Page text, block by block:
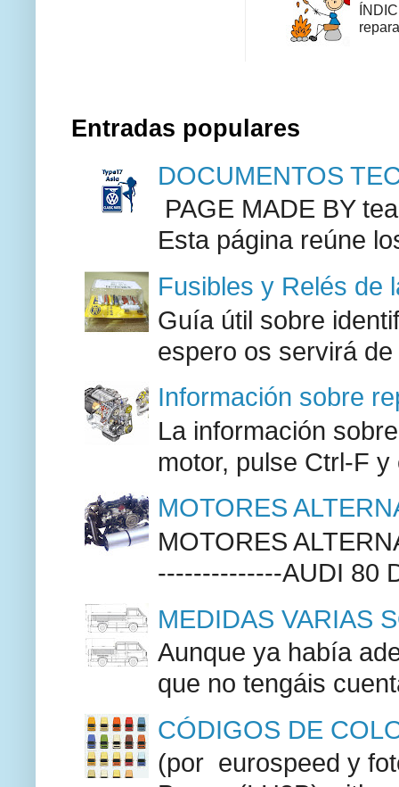
Entradas populares
DOCUMENTOS
PAGE MADE BY
Esta página reúne
Fusibles y Relés de
Guía útil sobre
espero os servirá
Información sobre
La información
motor, pulse Ctrl-F
MOTORES
MOTORES
--------------AUDI 80
MEDIDAS VARIAS
Aunque ya había
que no tengáis
CÓDIGOS DE
(por eurospeed y